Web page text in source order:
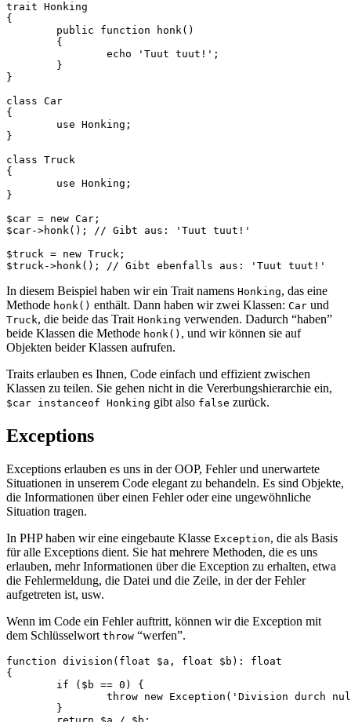
trait Honking
{
}
class Car
{
}
class Truck
{
}
$car = new Car;
$car->honk(); // Gibt aus: 'Tuut tuut!'
$truck = new Truck;
In diesem Beispiel haben wir ein Trait namens Honking, das eine
Methode honk() enthält. Dann haben wir zwei Klassen: Car und
Truck, die beide das Trait Honking verwenden. Dadurch “haben”
beide Klassen die Methode honk() , und wir können sie auf
Objekten beider Klassen aufrufen.
Traits erlauben es Ihnen, Code einfach und effizient zwischen
Klassen zu teilen. Sie gehen nicht in die Vererbungshierarchie ein,
$car instanceof Honking gibt also false zurück.
Exceptions
Exceptions erlauben es uns in der OOP, Fehler und unerwartete
Situationen in unserem Code elegant zu behandeln. Es sind Objekte,
die Informationen über einen Fehler oder eine ungewöhnliche
Situation tragen.
In PHP haben wir eine eingebaute Klasse Exception, die als Basis
für alle Exceptions dient. Sie hat mehrere Methoden, die es uns
erlauben, mehr Informationen über die Exception zu erhalten, etwa
die Fehlermeldung, die Datei und die Zeile, in der der Fehler
aufgetreten ist, usw.
Wenn im Code ein Fehler auftritt, können wir die Exception mit
dem Schlüsselwort throw “werfen”.
function division(float $a, float $b): float
{